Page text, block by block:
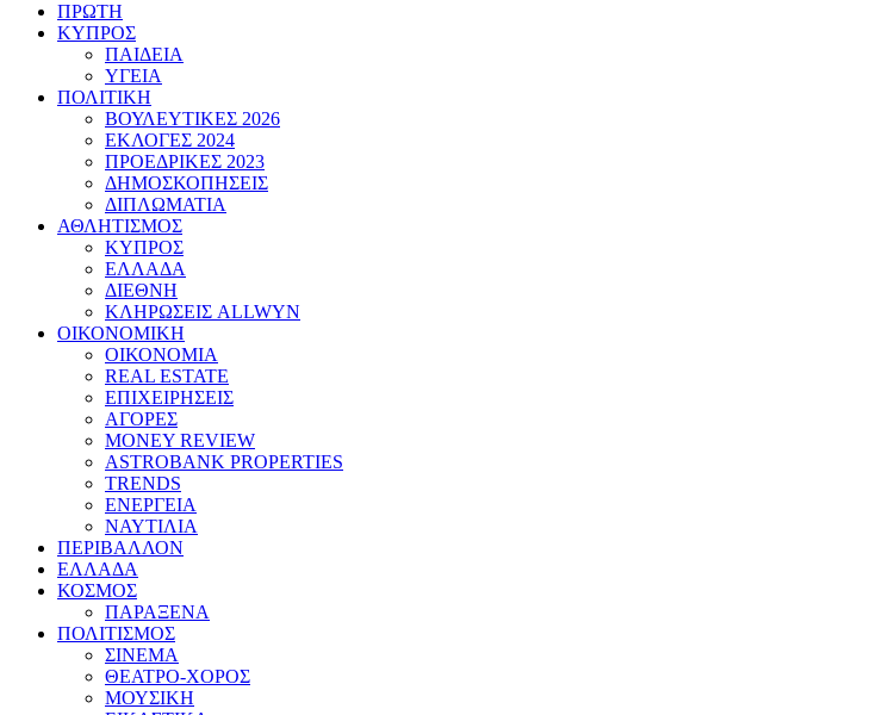
ΠΡΩΤΗ
ΚΥΠΡΟΣ
ΠΑΙΔΕΙΑ
ΥΓΕΙΑ
ΠΟΛΙΤΙΚΗ
ΒΟΥΛΕΥΤΙΚΕΣ 2026
ΕΚΛΟΓΕΣ 2024
ΠΡΟΕΔΡΙΚΕΣ 2023
ΔΗΜΟΣΚΟΠΗΣΕΙΣ
ΔΙΠΛΩΜΑΤΙΑ
ΑΘΛΗΤΙΣΜΟΣ
ΚΥΠΡΟΣ
ΕΛΛΑΔΑ
ΔΙΕΘΝΗ
ΚΛΗΡΩΣΕΙΣ ALLWYN
ΟΙΚΟΝΟΜΙΚΗ
ΟΙΚΟΝΟΜΙΑ
REAL ESTATE
ΕΠΙΧΕΙΡΗΣΕΙΣ
ΑΓΟΡΕΣ
MONEY REVIEW
ASTROBANK PROPERTIES
TRENDS
ΕΝΕΡΓΕΙΑ
ΝΑΥΤΙΛΙΑ
ΠΕΡΙΒΑΛΛΟΝ
ΕΛΛΑΔΑ
ΚΟΣΜΟΣ
ΠΑΡΑΞΕΝΑ
ΠΟΛΙΤΙΣΜΟΣ
ΣΙΝΕΜΑ
ΘΕΑΤΡΟ-ΧΟΡΟΣ
ΜΟΥΣΙΚΗ